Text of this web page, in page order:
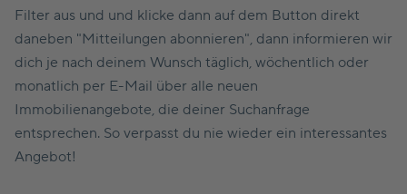
Filter aus und und klicke dann auf dem Button direkt
daneben "Mitteilungen abonnieren", dann informieren wir
dich je nach deinem Wunsch täglich, wöchentlich oder
monatlich per E-Mail über alle neuen
Immobilienangebote, die deiner Suchanfrage
entsprechen. So verpasst du nie wieder ein interessantes
Angebot!